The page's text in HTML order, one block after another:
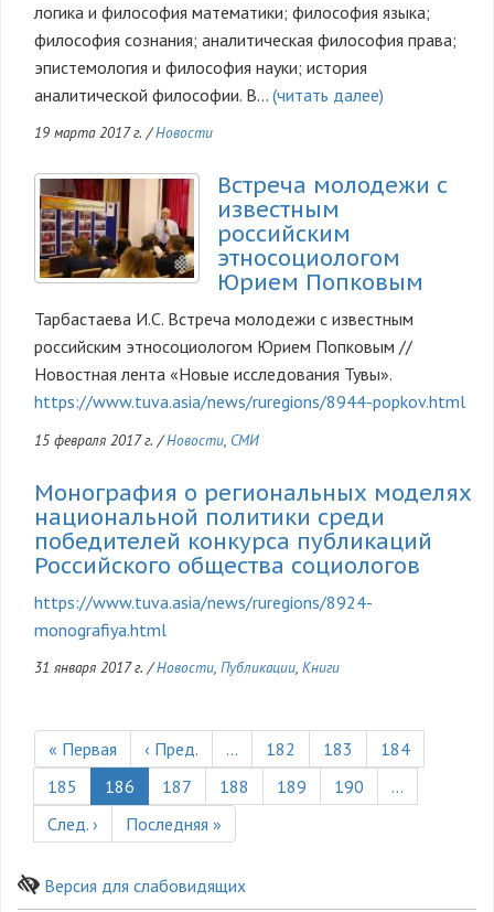
логика и философия математики; философия языка;
философия сознания; аналитическая философия права;
эпистемология и философия науки; история
аналитической философии. В… (читать далее)
19 марта 2017 г. /Новости
Встреча молодежи с
известным
российским
этносоциологом
Юрием Попковым
Тарбастаева И.С. Встреча молодежи с известным
российским этносоциологом Юрием Попковым //
Новостная лента «Новые исследования Тувы».
https://www.tuva.asia/news/ruregions/8944-popkov.html
15 февраля 2017 г. /Новости, СМИ
Монография о региональных моделях
национальной политики среди
победителей конкурса публикаций
Российского общества социологов
https://www.tuva.asia/news/ruregions/8924-
monografiya.html
31 января 2017 г. /Новости, Публикации, Книги
Нумерация
страниц
Первая
страница
« Первая
Предыдущая
страница
‹ Пред. … Страница
182 Страница
183 Страница
184
Страница
185
Текущая
страница
186 Страница
187 Страница
188 Страница
189 Страница
190
…
Следующая
страница
След. ›
Последняя
страница
Последняя »
Версия для слабовидящих